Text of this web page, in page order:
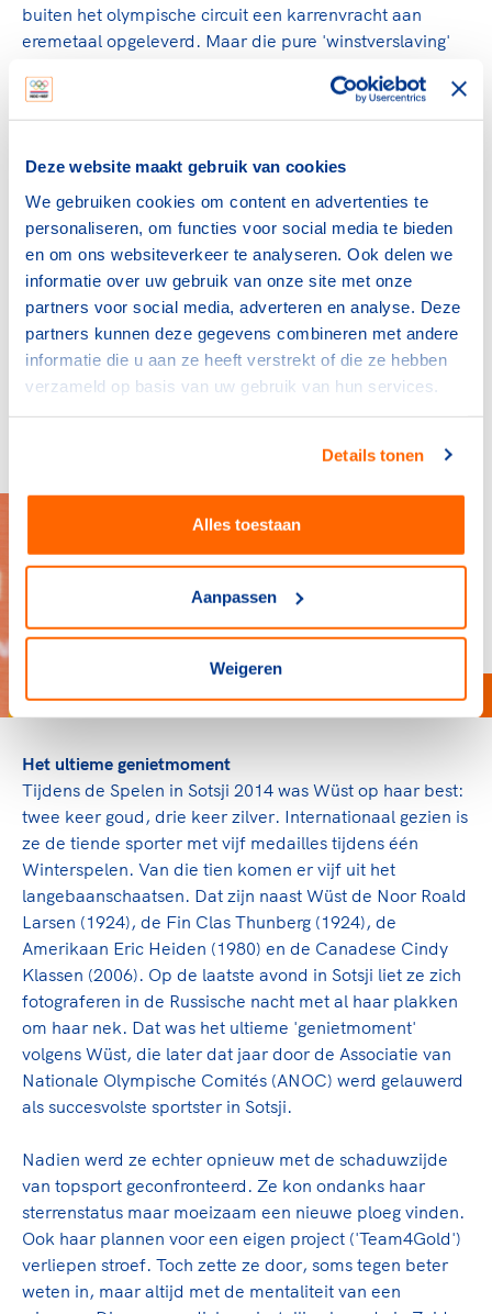
Deze website maakt gebruik van cookies
We gebruiken cookies om content en advertenties te
personaliseren, om functies voor social media te bieden
en om ons websiteverkeer te analyseren. Ook delen we
informatie over uw gebruik van onze site met onze
partners voor social media, adverteren en analyse. Deze
partners kunnen deze gegevens combineren met andere
informatie die u aan ze heeft verstrekt of die ze hebben
verzameld op basis van uw gebruik van hun services.
Details tonen
Alles toestaan
Aanpassen
Weigeren
buiten het olympische circuit een karrenvracht aan
eremetaal opgeleverd. Maar die pure 'winstverslaving'
2006 te hard, te snel en ook te graag doorpakken. Wüst
raakte zwaar overtraind. "Jeugdige overmoed'', zo
meisje dat in Turijn vanuit het niets toesloeg, was niet
veel meer te bekennen. "Keigaaf'' (een gevleugelde
uitspraak van de jonge Wüst) was haar schaatsleven
toen zeker niet meer. Maar ze kwam ijzersterk terug,
zoals ze altijd alle tegenslagen hoe dan ook wist te
overwinnen.
Bij Vancouver 2010 zat ze in fysiek opzicht slechts op
zeventig procent. Toch won Wüst opnieuw olympisch
goud. Op kwaliteit en karakter. Twee eigenschappen op
Het ultieme genietmoment
Tijdens de Spelen in Sotsji 2014 was Wüst op haar best:
twee keer goud, drie keer zilver. Internationaal gezien is
ze de tiende sporter met vijf medailles tijdens één
Winterspelen. Van die tien komen er vijf uit het
langebaanschaatsen. Dat zijn naast Wüst de Noor Roald
Larsen (1924), de Fin Clas Thunberg (1924), de
Amerikaan Eric Heiden (1980) en de Canadese Cindy
Klassen (2006). Op de laatste avond in Sotsji liet ze zich
fotograferen in de Russische nacht met al haar plakken
om haar nek. Dat was het ultieme 'genietmoment'
volgens Wüst, die later dat jaar door de Associatie van
Nationale Olympische Comités (ANOC) werd gelauwerd
als succesvolste sportster in Sotsji.
Nadien werd ze echter opnieuw met de schaduwzijde
van topsport geconfronteerd. Ze kon ondanks haar
sterrenstatus maar moeizaam een nieuwe ploeg vinden.
Ook haar plannen voor een eigen project ('Team4Gold')
verliepen stroef. Toch zette ze door, soms tegen beter
weten in, maar altijd met de mentaliteit van een